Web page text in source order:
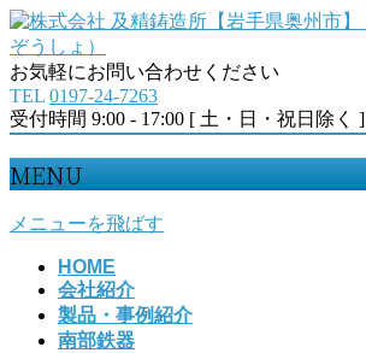
お気軽にお問い合わせください
TEL 0197-24-7263
受付時間 9:00 - 17:00 [ 土・日・祝日除く ]
MENU
メニューを飛ばす
HOME
会社紹介
製品・事例紹介
南部鉄器